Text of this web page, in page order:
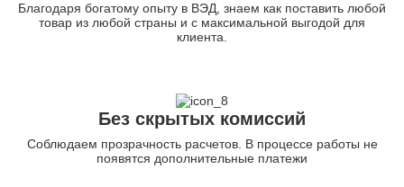
Благодаря богатому опыту в ВЭД, знаем как поставить любой
товар из любой страны и с максимальной выгодой для
клиента.
Без скрытых комиссий
Соблюдаем прозрачность расчетов. В процессе работы не
появятся дополнительные платежи